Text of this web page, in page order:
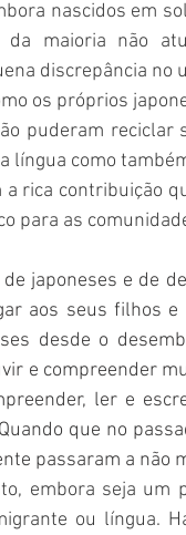
nascidos em
da maioria não
discrepância no
os próprios
puderam
língua como
rica contribuição
para as
japoneses e de
aos seus filhos
desde o
e compreender
ler e
que no
passaram a não
embora seja
ou língua.